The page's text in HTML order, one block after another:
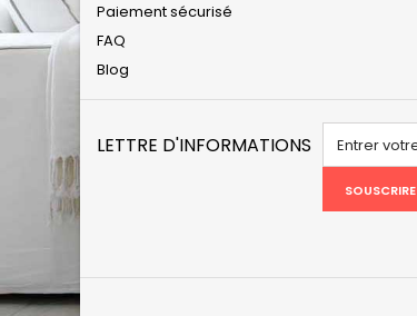
Paiement sécurisé
FAQ
Blog
LETTRE D'INFORMATIONS
SOUSCRIRE